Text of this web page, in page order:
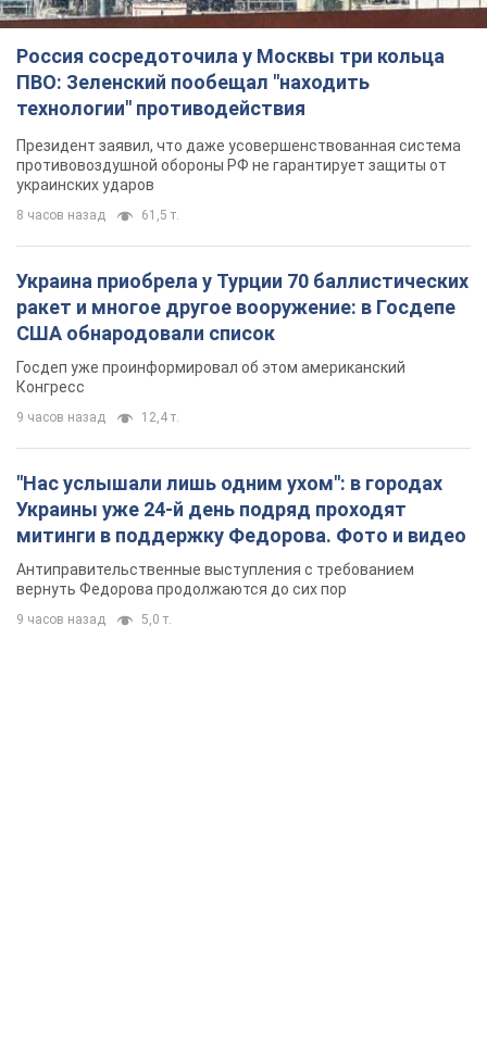
Россия сосредоточила у Москвы три кольца
ПВО: Зеленский пообещал "находить
технологии" противодействия
Президент заявил, что даже усовершенствованная система
противовоздушной обороны РФ не гарантирует защиты от
украинских ударов
8 часов назад 61,5 т.
Украина приобрела у Турции 70 баллистических
ракет и многое другое вооружение: в Госдепе
США обнародовали список
Госдеп уже проинформировал об этом американский
Конгресс
9 часов назад 12,4 т.
"Нас услышали лишь одним ухом": в городах
Украины уже 24-й день подряд проходят
митинги в поддержку Федорова. Фото и видео
Антиправительственные выступления с требованием
вернуть Федорова продолжаются до сих пор
9 часов назад 5,0 т.